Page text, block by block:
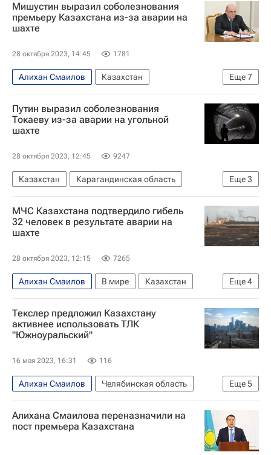
Касым-Жомарт Токаев
Мишустин выразил соболезнования
премьеру Казахстана из-за аварии на
шахте
28 октября 2023, 14:45 1781
Еще7
Алихан Смаилов
Казахстан
Карагандинская область
Россия
Михаил Мишустин
В мире
Происшествия
Валентина Матвиенко
Путин выразил соболезнования
Токаеву из-за аварии на угольной
шахте
28 октября 2023, 12:45 9247
Еще3
Казахстан
Карагандинская область
В мире
Касым-Жомарт Токаев
Владимир Путин
МЧС Казахстана подтвердило гибель
32 человек в результате аварии на
шахте
28 октября 2023, 12:15 7265
Еще4
Алихан Смаилов В мире
Казахстан
Карагандинская область
МЧС России (Министерство РФ по делам гражданской обороны, чрезвычайным ситуациям и ликвидации последствий стихийных бедствий)
Касым-Жомарт Токаев
АрселорМиттал Темиртау
Текслер предложил Казахстану
активнее использовать ТЛК
"Южноуральский"
16 мая 2023, 16:31 116
Еще5
Алихан Смаилов
Челябинская область
Казахстан
Челябинская область
Костанайская область
Ермек Кошербаев
Алихана Смаилова переназначили на
пост премьера Казахстана